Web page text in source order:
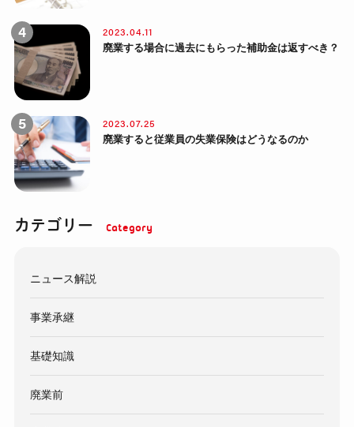
廃業する場合に過去にもらった補助金は返すべき？
2023.04.11
廃業すると従業員の失業保険はどうなるのか
2023.07.25
カテゴリー
ニュース解説
事業承継
基礎知識
廃業前